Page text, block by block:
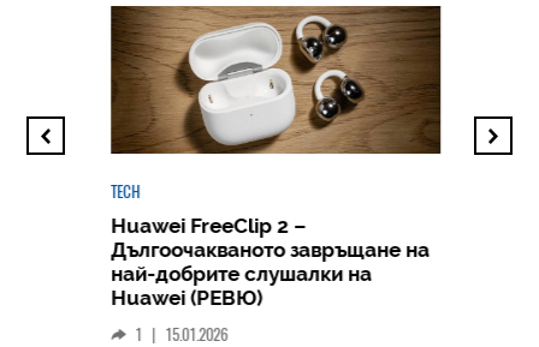
TECH
Huawei FreeClip 2 –
Дългоочакваното завръщане на
най-добрите слушалки на
Huawei (РЕВЮ)
1 15.01.2026